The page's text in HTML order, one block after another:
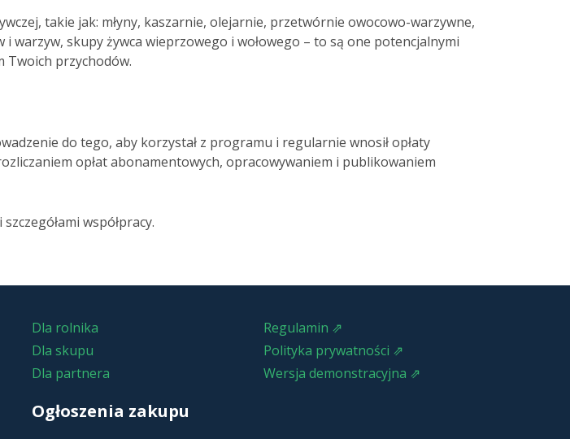
takie jak: młyny, kaszarnie, olejarnie, przetwórnie owocowo-warzywne,
warzyw, skupy żywca wieprzowego i wołowego – to są one potencjalnymi
Twoich przychodów.
do tego, aby korzystał z programu i regularnie wnosił opłaty
opłat abonamentowych, opracowywaniem i publikowaniem
współpracy.
Dla rolnika
Dla skupu
Dla partnera
Regulamin ⇗
Polityka prywatności ⇗
Wersja demonstracyjna ⇗
Ogłoszenia zakupu